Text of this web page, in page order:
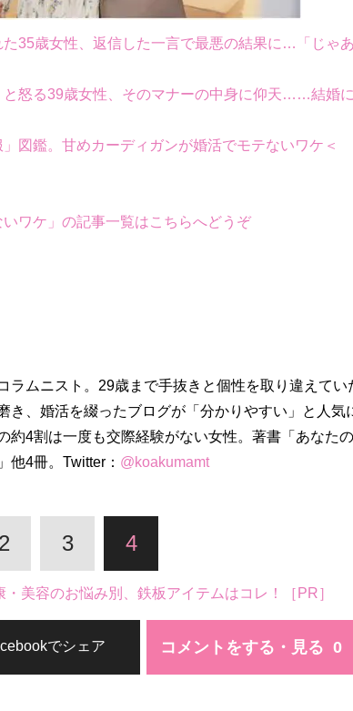
35歳女性、返信した一言で最悪の結果に…「じゃあ
と怒る39歳女性、そのマナーの中身に仰天……結婚に
図鑑。甘めカーディガンが婚活でモテないワケ＜
ワケ」の記事一覧はこちらへどうぞ
ラムニスト。29歳まで手抜きと個性を取り違えてい
き、婚活を綴ったブログが「分かりやすい」と人気
約4割は一度も交際経験がない女性。著書「あなたの
他4冊。Twitter： @koakumamt
2 3 4
美容のお悩み別、鉄板アイテムはコレ！［PR］
コメントをする・見る
でシェア